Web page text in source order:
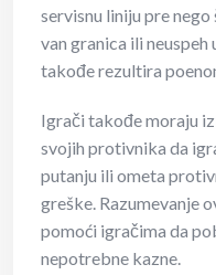
servisnu liniju pre
van granica ili
takođe rezultira
Igrači takođe moraju
svojih protivnika da
putanju ili ometa
greške. Razumevanje
pomoći igračima da
nepotrebne kazne.